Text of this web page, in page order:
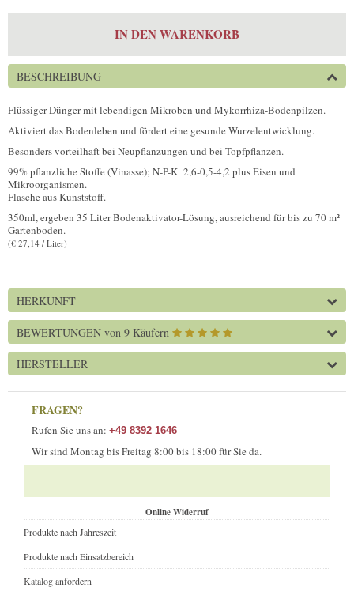
IN DEN WARENKORB
BESCHREIBUNG
Flüssiger Dünger mit lebendigen Mikroben und Mykorrhiza-Bodenpilzen.
Aktiviert das Bodenleben und fördert eine gesunde Wurzelentwicklung.
Besonders vorteilhaft bei Neupflanzungen und bei Topfpflanzen.
99% pflanzliche Stoffe (Vinasse); N-P-K 2,6-0,5-4,2 plus Eisen und
Mikroorganismen.
Flasche aus Kunststoff.
350ml, ergeben 35 Liter Bodenaktivator-Lösung, ausreichend für bis zu 70 m²
Gartenboden.
(€ 27,14 / Liter)
HERKUNFT
BEWERTUNGEN von 9 Käufern
HERSTELLER
FRAGEN?
Rufen Sie uns an: +49 8392 1646
Wir sind Montag bis Freitag 8:00 bis 18:00 für Sie da.
Online Widerruf
Produkte nach Jahreszeit
Produkte nach Einsatzbereich
Katalog anfordern